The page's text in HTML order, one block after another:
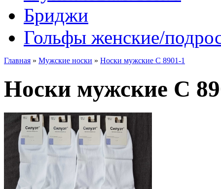
Бриджи
Гольфы женские/
Главная » Мужские носки » Носки мужские С 8901-1
Носки мужские С